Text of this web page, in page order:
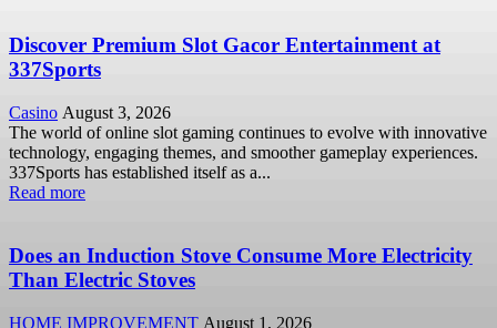
Discover Premium Slot Gacor Entertainment at
337Sports
Casino August 3, 2026
The world of online slot gaming continues to evolve with innovative
technology, engaging themes, and smoother gameplay experiences.
337Sports has established itself as a...
Read more
Does an Induction Stove Consume More Electricity
Than Electric Stoves
HOME IMPROVEMENT August 1, 2026